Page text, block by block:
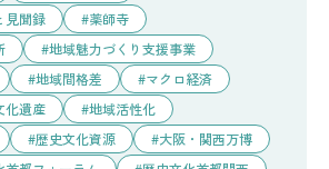
見聞録
薬師寺
地域魅力づくり支援事業
地域間格差
マクロ経済
化遺産
地域活性化
歴史文化資源
大阪・関西万博